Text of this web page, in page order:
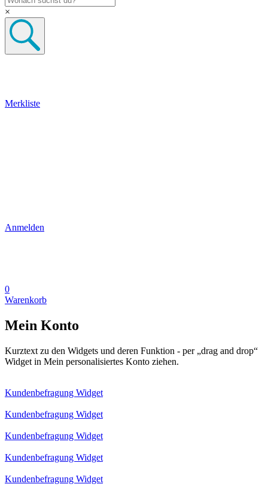
×
Merkliste
Anmelden
0
Warenkorb
Mein Konto
Kurztext zu den Widgets und deren Funktion - per „drag and drop“
Widget in Mein personalisiertes Konto ziehen.
Kundenbefragung Widget
Kundenbefragung Widget
Kundenbefragung Widget
Kundenbefragung Widget
Kundenbefragung Widget